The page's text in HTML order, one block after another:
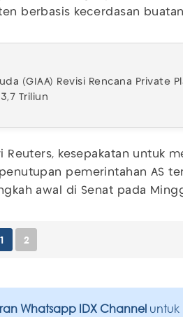
berbasis kecerdasan buatan
(GIAA) Revisi Rencana Private
Triliun
Reuters, kesepakatan untuk
pemerintahan AS
awal di Senat pada
1 2
Whatsapp IDX Channel untuk